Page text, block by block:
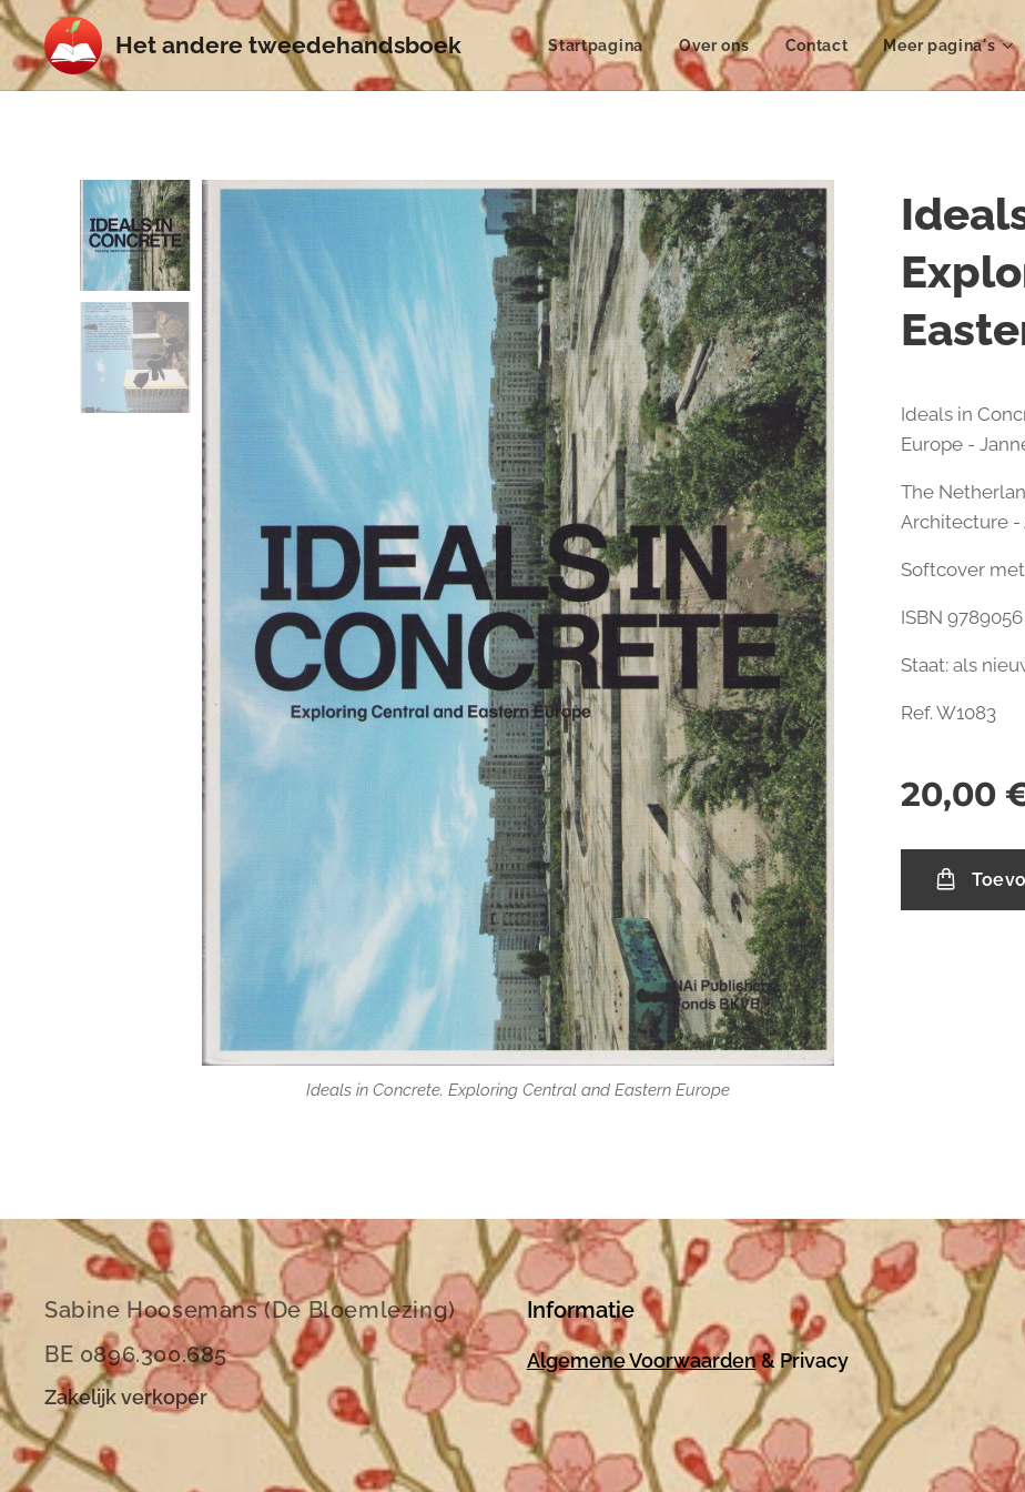
Het andere tweedehandsboek Startpagina Over ons Contact Meer pagina's
Ideals in Concrete. Exploring Central and Eastern Europe
Ideals in Concrete. Exploring Central and Eastern Europe
Ideals in
Europe -
The
Architecture
Softcover met
ISBN
Staat: als
Ref. W1083
20,00
Sabine Hoosemans (De Bloemlezing)
BE 0896.300.685
Zakelijk verkoper
Informatie
Algemene Voorwaarden& Privacy